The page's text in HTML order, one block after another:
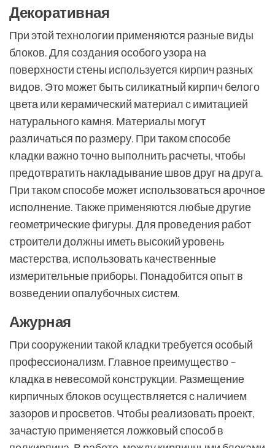
Декоративная
При этой технологии применяются разные виды
блоков. Для создания особого узора на
поверхности стены используется кирпич разных
видов. Это может быть силикатный кирпич белого
цвета или керамический материал с имитацией
натурального камня. Материалы могут
различаться по размеру. При таком способе
кладки важно точно выполнить расчеты, чтобы
предотвратить накладывание швов друг на друга.
При таком способе может использоваться арочное
исполнение. Также применяются любые другие
геометрические фигуры. Для проведения работ
строители должны иметь высокий уровень
мастерства, использовать качественные
измерительные приборы. Понадобится опыт в
возведении опалубочных систем.
Ажурная
При сооружении такой кладки требуется особый
профессионализм. Главное преимущество –
кладка в невесомой конструкции. Размещение
кирпичных блоков осуществляется с наличием
зазоров и просветов. Чтобы реализовать проект,
зачастую применяется ложковый способ в